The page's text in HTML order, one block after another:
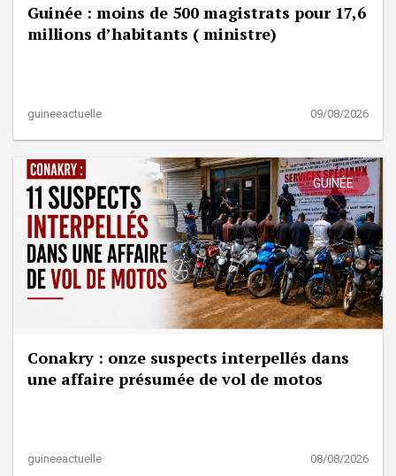
Guinée : moins de 500 magistrats pour 17,6
millions d’habitants ( ministre)
guineeactuelle 09/08/2026
GUINÉE
Conakry : onze suspects interpellés dans
une affaire présumée de vol de motos
guineeactuelle 08/08/2026